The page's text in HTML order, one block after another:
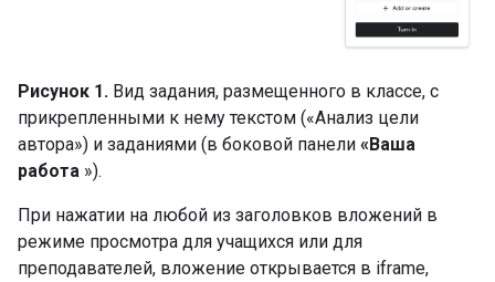
Рисунок 1. Вид задания, размещенного в классе, с
прикрепленными к нему текстом («Анализ цели
автора») и заданиями (в боковой панели «Ваша
работа »).
При нажатии на любой из заголовков вложений в
режиме просмотра для учащихся или для
преподавателей, вложение открывается в iframe,